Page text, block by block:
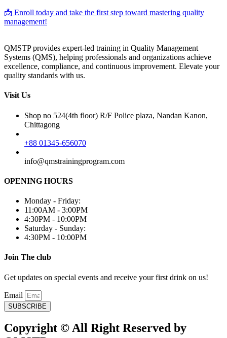
📩 Enroll today and take the first step toward mastering quality
management!
QMSTP provides expert-led training in Quality Management
Systems (QMS), helping professionals and organizations achieve
excellence, compliance, and continuous improvement. Elevate your
quality standards with us.
Visit Us
Shop no 524(4th floor) R/F Police plaza, Nandan Kanon,
Chittagong
+88 01345-656070
info@qmstrainingprogram.com
OPENING HOURS
Monday - Friday:
11:00AM - 3:00PM
4:30PM - 10:00PM
Saturday - Sunday:
4:30PM - 10:00PM
Join The club
Get updates on special events and receive your first drink on us!
Email
SUBSCRIBE
Copyright © All Right Reserved by